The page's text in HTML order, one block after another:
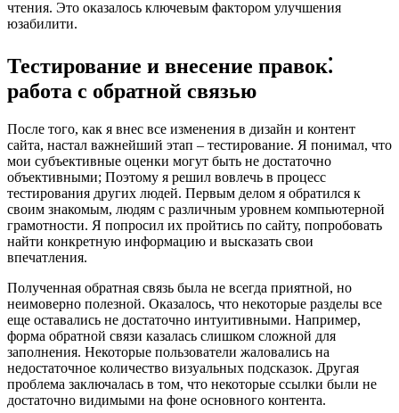
чтения. Это оказалось ключевым фактором улучшения
юзабилити.
Тестирование и внесение правок⁚
работа с обратной связью
После того, как я внес все изменения в дизайн и контент
сайта, настал важнейший этап – тестирование. Я понимал, что
мои субъективные оценки могут быть не достаточно
объективными; Поэтому я решил вовлечь в процесс
тестирования других людей. Первым делом я обратился к
своим знакомым, людям с различным уровнем компьютерной
грамотности. Я попросил их пройтись по сайту, попробовать
найти конкретную информацию и высказать свои
впечатления.
Полученная обратная связь была не всегда приятной, но
неимоверно полезной. Оказалось, что некоторые разделы все
еще оставались не достаточно интуитивными. Например,
форма обратной связи казалась слишком сложной для
заполнения. Некоторые пользователи жаловались на
недостаточное количество визуальных подсказок. Другая
проблема заключалась в том, что некоторые ссылки были не
достаточно видимыми на фоне основного контента.